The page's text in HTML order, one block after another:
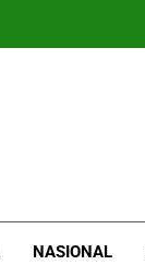
NASIONAL